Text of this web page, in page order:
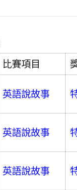
比賽項目
英語說故事
英語說故事
英語說故事